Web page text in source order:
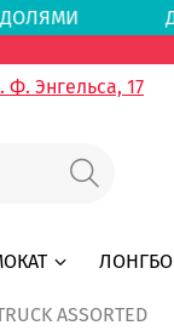
ДОЛЯМИ
Энгельса, 17
ASSORTED